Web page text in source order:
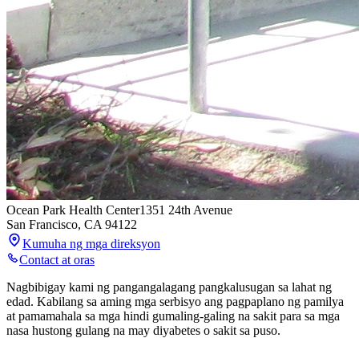
Ocean Park Health Center1351 24th Avenue
San Francisco, CA 94122
Kumuha ng mga direksyon
Contact at oras
Nagbibigay kami ng pangangalagang pangkalusugan sa lahat ng
edad. Kabilang sa aming mga serbisyo ang pagpaplano ng pamilya
at pamamahala sa mga hindi gumaling-galing na sakit para sa mga
nasa hustong gulang na may diyabetes o sakit sa puso.